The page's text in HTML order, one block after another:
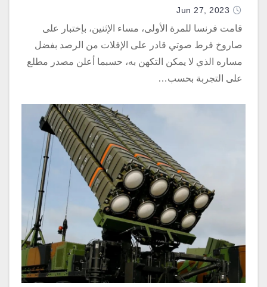
Jun 27, 2023
قامت فرنسا للمرة الأولى، مساء الإثنين، بإختبار على
صاروخ فرط صوتي قادر على الإفلات من الرصد بفضل
مساره الذي لا يمكن التكهن به، حسبما أعلن مصدر مطلع
على التجربة بحسب…